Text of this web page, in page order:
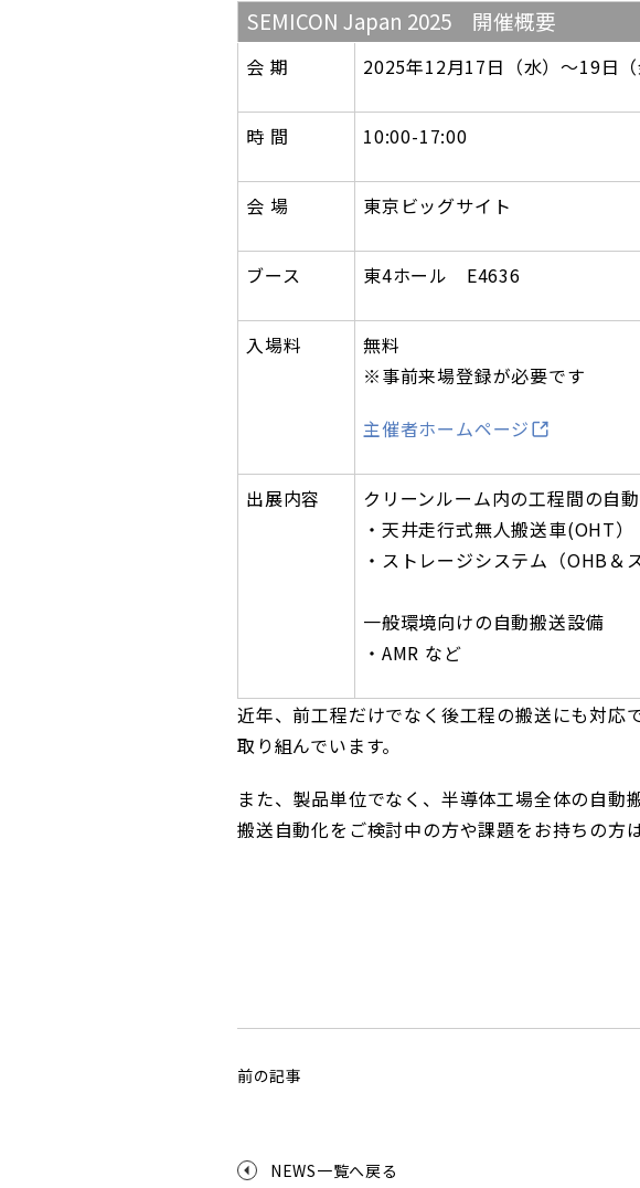
SEMICON Japan 2025 開催概要
会 期 2025年12月17日（水）～19日（
時 間 10:00-17:00
会 場 東京ビッグサイト
ブース 東4ホール E4636
入場料
無料
※事前来場登録が必要です
主催者ホームページ
出展内容
クリーンルーム内の工程間の自
・天井走行式無人搬送車(OHT）
・ストレージシステム（OHB＆
一般環境向けの自動搬送設備
・AMR など
近年、前工程だけでなく後工程の搬送にも対応
取り組んでいます。
また、製品単位でなく、半導体工場全体の自動
搬送自動化をご検討中の方や課題をお持ちの方
前の記事
NEWS一覧へ戻る